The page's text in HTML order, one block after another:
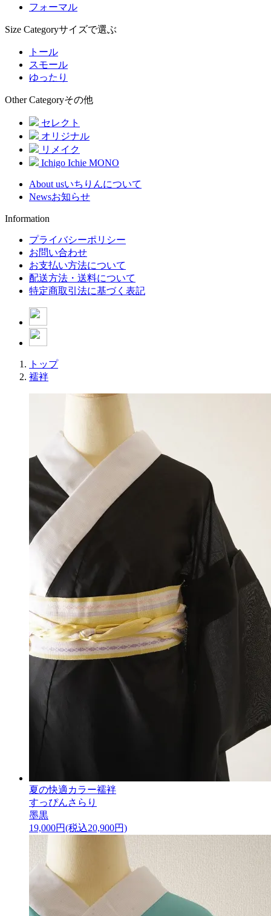
フォーマル
Size Categoryサイズで選ぶ
トール
スモール
ゆったり
Other Categoryその他
セレクト
オリジナル
リメイク
Ichigo Ichie MONO
About usいちりんについて
Newsお知らせ
Information
プライバシーポリシー
お問い合わせ
お支払い方法について
配送方法・送料について
特定商取引法に基づく表記
トップ
襦袢
夏の快適カラー襦袢
すっぴんさらり
墨黒
19,000円(税込20,900円)